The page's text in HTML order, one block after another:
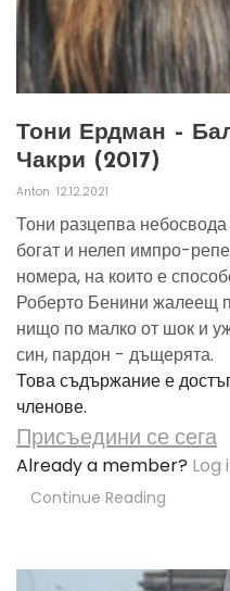
Тони Ердман –
Чакри (2017)
Anton 12.12.2021
Тони разцепва
богат и нелеп импро-
номера, на които е
Роберто Бенини жалеещ
нищо по малко от шок и
син, пардон - дъщерята.
Това съдържание е
членове.
Присъедини се сега
Already a member? Log
Continue Reading